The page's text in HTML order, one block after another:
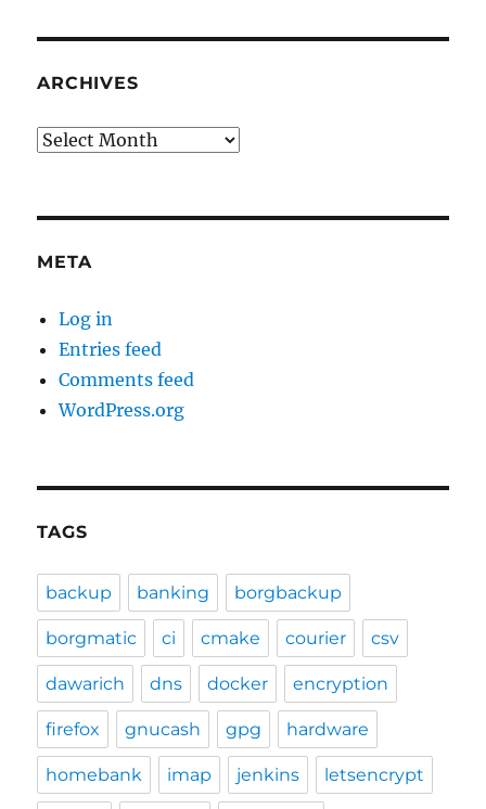
ARCHIVES
Archives
META
Log in
Entries feed
Comments feed
WordPress.org
TAGS
backup banking borgbackup
borgmatic ci cmake courier csv
dawarich dns docker encryption
firefox gnucash gpg hardware
homebank imap jenkins letsencrypt